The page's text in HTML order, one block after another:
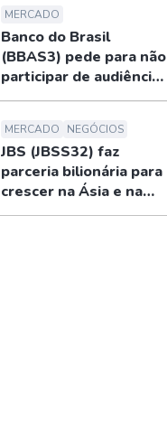
MERCADO
Banco do Brasil
(BBAS3) pede para não
participar de audiência
sobre o BRB; entenda
MERCADO NEGÓCIOS
JBS (JBSS32) faz
parceria bilionária para
crescer na Ásia e na
Oceania